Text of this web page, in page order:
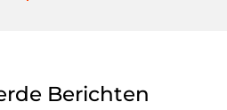
Berichten